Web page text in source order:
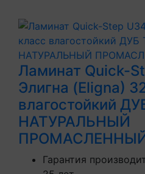
Ламинат Quick-
Элигна (Eligna)
влагостойкий
НАТУРАЛЬНЫЙ
Гарантия